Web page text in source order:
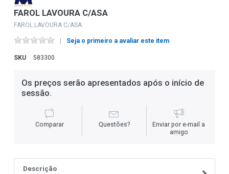
FAROL LAVOURA C/ASA
FAROL LAVOURA C/ASA
Seja o primeiro a avaliar este item
SKU 583300
Os preços serão apresentados após o início de
sessão.
Comparar Questões?
Enviar por e-mail a
amigo
Descrição